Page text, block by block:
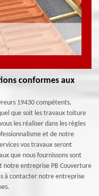
conformes aux
19430 compétents,
que soit les travaux toiture
les réaliser dans les règles
et de notre
vos travaux seront
que nous fournissons sont
notre entreprise PB Couverture
à contacter notre entreprise